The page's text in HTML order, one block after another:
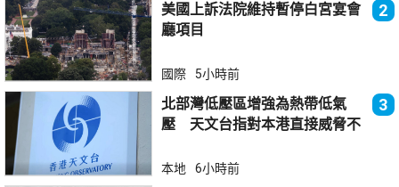
美國上訴法院維持暫停白宮宴會
廳項目
2
國際 5小時前
北部灣低壓區增強為熱帶低氣
壓 天文台指對本港直接威脅不
3
本地 6小時前